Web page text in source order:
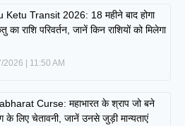
Ketu Transit 2026: 18 महीने बाद होगा
का राशि परिवर्तन, जानें किन राशियों को मिलेगा
2026 11:50 AM
Curse: महाभारत के श्राप जो बने
लिए चेतावनी, जानें उनसे जुड़ी मान्यताएं